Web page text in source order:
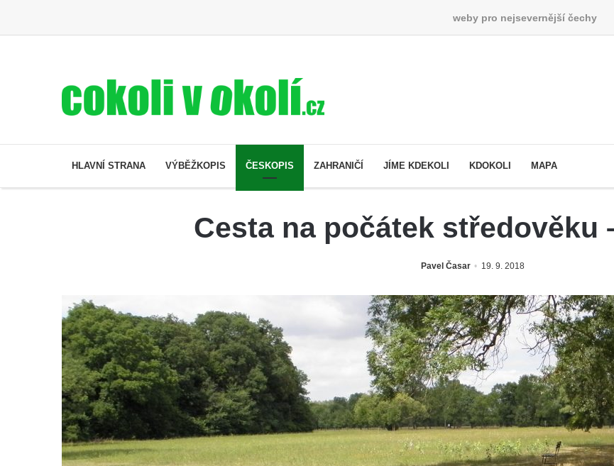
weby pro nejsevernější čechy
HLAVNÍ STRANA VÝBĚŽKOPIS ČESKOPIS ZAHRANIČÍ JÍME KDEKOLI KDOKOLI MAPA
Cesta na počátek středověku
Pavel Časar 19. 9. 2018